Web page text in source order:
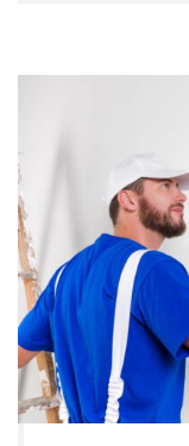
hinaus